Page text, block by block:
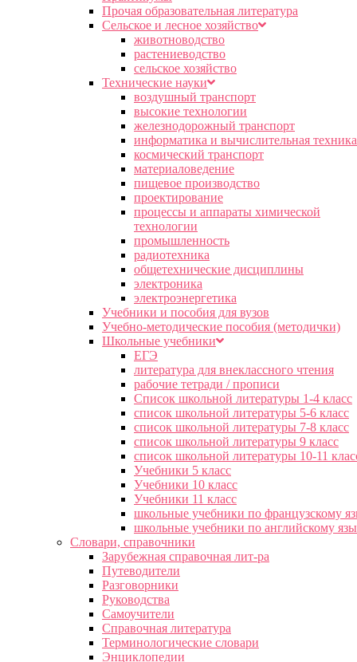
Прочая образовательная литература
Сельское и лесное хозяйство
животноводство
растениеводство
сельское хозяйство
Технические науки
воздушный транспорт
высокие технологии
железнодорожный транспорт
информатика и вычислительная техника
космический транспорт
материаловедение
пищевое производство
проектирование
процессы и аппараты химической
технологии
промышленность
радиотехника
общетехнические дисциплины
электроника
электроэнергетика
Учебники и пособия для вузов
Учебно-методические пособия (методички)
Школьные учебники
ЕГЭ
литература для внеклассного чтения
рабочие тетради / прописи
Список школьной литературы 1-4 класс
список школьной литературы 5-6 класс
список школьной литературы 7-8 класс
список школьной литературы 9 класс
список школьной литературы 10-11
Учебники 5 класс
Учебники 10 класс
Учебники 11 класс
школьные учебники по французскому
школьные учебники по английскому
Словари, справочники
Зарубежная справочная лит-ра
Путеводители
Разговорники
Руководства
Самоучители
Справочная литература
Терминологические словари
Энциклопедии